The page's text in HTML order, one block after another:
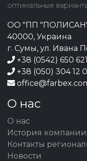
оптимальные
ОО "ПП
40000, Украина
г. Сумы, ул. Ивана
+38 (0542) 650 621
+38 (050) 304 12
О нас
О нас
История компании
Контакты
Новости